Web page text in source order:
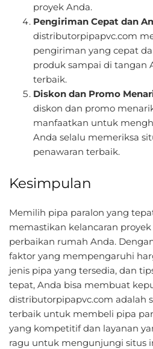
proyek Anda.
Pengiriman Cepat dan
distributorpipapvc.com
pengiriman yang cepat
produk sampai di tangan
terbaik.
Diskon dan Promo
diskon dan promo
manfaatkan untuk
Anda selalu memeriksa
penawaran terbaik.
Kesimpulan
Memilih pipa paralon yang
memastikan kelancaran
perbaikan rumah Anda.
faktor yang mempengaruhi
jenis pipa yang tersedia, dan
tepat, Anda bisa membuat
distributorpipapvc.com adalah
terbaik untuk membeli pipa
yang kompetitif dan layanan
ragu untuk mengunjungi situs